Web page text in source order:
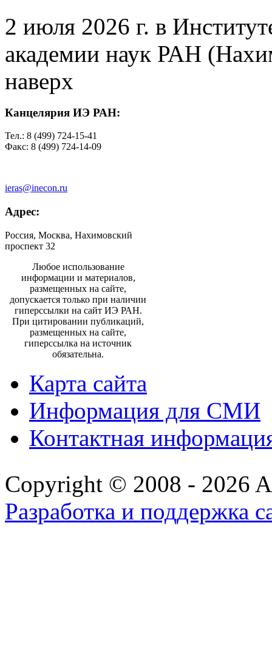
2 июля 2026 г. в
академии наук РАН
наверх
Канцелярия ИЭ РАН:
Тел.: 8 (499) 724-15-41
Факс: 8 (499) 724-14-09
ieras@inecon.ru
Адрес:
Россия, Москва, Нахимовский
проспект 32
Любое использование
информации и материалов,
размещенных на сайте,
допускается только при наличии
гиперссылки на сайт ИЭ РАН.
При цитировании публикаций,
размещенных на сайте,
гиперссылка на источник
обязательна.
Карта сайта
Информация для СМИ
Контактная
Copyright © 2008 - 2026
Разработка и поддержка